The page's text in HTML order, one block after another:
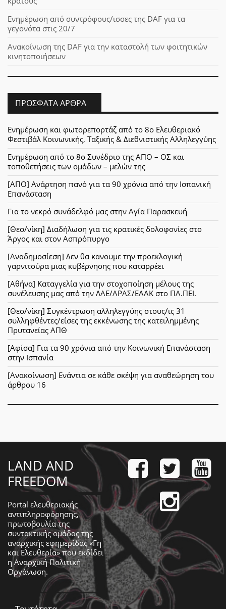
Ενημέρωση από συντρόφους/ισσες της DAF για τα
γεγονότα στις 20/7
Ανακοίνωση της DAF για την καταστολή των φοιτητικών
κινητοποιήσεων
ΠΡΌΣΦΑΤΑ ΆΡΘΡΑ
Ενημέρωση και φωτορεπορτάζ από το 8ο Ελευθεριακό
Φεστιβάλ Κοινωνικής, Ταξικής & Διεθνιστικής Αλληλεγγύης
Ενημέρωση από το 8ο Συνέδριο της ΑΠΟ – ΟΣ και
τοποθετήσεις των ομάδων – μελών της
[ΑΠΟ] Ανάρτηση πανό για τα 90 χρόνια από την Ισπανική
Επανάσταση
Για το νεκρό συνάδελφό μας στην Αγία Παρασκευή
[Θεσ/νίκη] Διαδήλωση για τις κρατικές δολοφονίες στο
Άργος και στον Ασπρόπυργο
[Αναδημοσίεση] Δεν θα κανουμε την προεκλογική
γαρνιτούρα μιας κυβέρνησης που καταρρέει
[Αθήνα] Καταγγελία για την στοχοποίηση μέλους της
συνέλευσης μας από την ΛΑΕ/ΑΡΑΣ/ΕΑΑΚ στο ΠΑ.ΠΕΙ.
[Θεσ/νίκη] Συγκέντρωση αλληλεγγύης στους/ις 31
συλληφθέντες/είσες της εκκένωσης της κατειλημμένης
Πρυτανείας ΑΠΘ
[Αφίσα] Για τα 90 χρόνια από την Κοινωνική Επανάσταση
στην Ισπανία
[Ανακοίνωση] Ενάντια σε κάθε σκέψη για αναθεώρηση του
άρθρου 16
LAND AND
FREEDOM
Portal ελευθεριακής
αντιπληροφόρησης,
πρωτοβουλία της
συντακτικής ομάδας της
αναρχικής εφημερίδας «Γη
και Ελευθερία» που εκδίδει
ηΑναρχική Πολιτική
Οργάνωση.